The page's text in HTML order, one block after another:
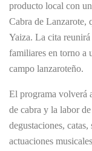
producto local con
Cabra de Lanzarote,
Yaiza. La cita
familiares en torno a
campo lanzaroteño.
El programa volverá
de cabra y la labor
degustaciones,
actuaciones